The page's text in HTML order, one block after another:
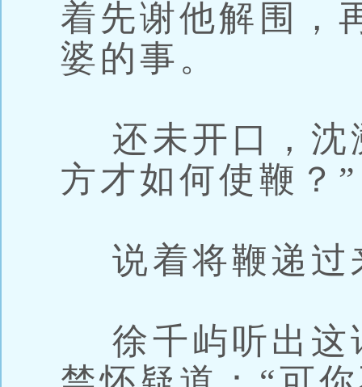
着先谢他解围，
婆的事。
还未开口，沈
方才如何使鞭？”
说着将鞭递过
徐千屿听出这